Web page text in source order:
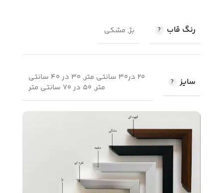
رنگ قاب بژ, مشکی
سایز
20 در30 سانتی متر, 30 در 40 سانتی
متر, 50 در 70 سانتی متر